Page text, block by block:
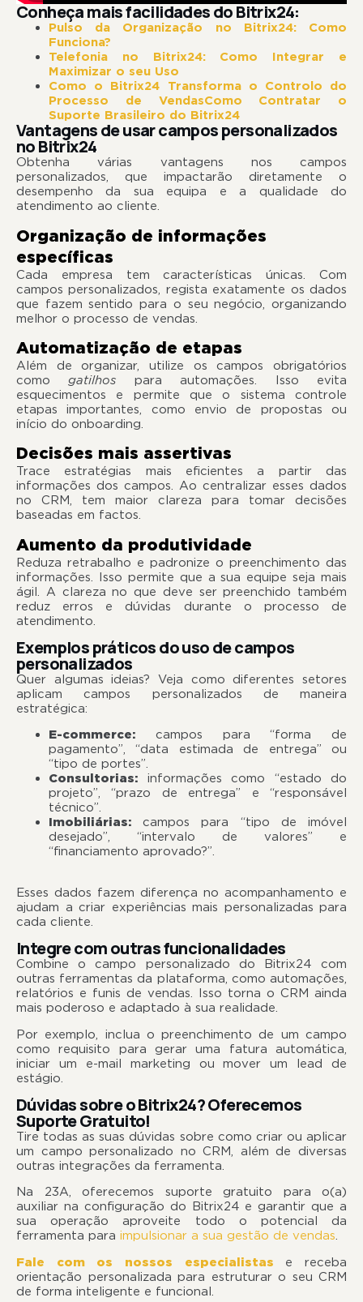
Conheça mais facilidades do Bitrix24:
Pulso da Organização no Bitrix24: Como
Funciona?
Telefonia no Bitrix24: Como Integrar e
Maximizar o seu Uso
Como o Bitrix24 Transforma o Controlo do
Processo de VendasComo Contratar o
Suporte Brasileiro do Bitrix24
Vantagens de usar campos personalizados
no Bitrix24
Obtenha várias vantagens nos campos
personalizados, que impactarão diretamente o
desempenho da sua equipa e a qualidade do
atendimento ao cliente.
Organização de informações
específicas
Cada empresa tem características únicas. Com
campos personalizados, regista exatamente os dados
que fazem sentido para o seu negócio, organizando
melhor o processo de vendas.
Automatização de etapas
Além de organizar, utilize os campos obrigatórios
como gatilhos para automações. Isso evita
esquecimentos e permite que o sistema controle
etapas importantes, como envio de propostas ou
início do onboarding.
Decisões mais assertivas
Trace estratégias mais eficientes a partir das
informações dos campos. Ao centralizar esses dados
no CRM, tem maior clareza para tomar decisões
baseadas em factos.
Aumento da produtividade
Reduza retrabalho e padronize o preenchimento das
informações. Isso permite que a sua equipe seja mais
ágil. A clareza no que deve ser preenchido também
reduz erros e dúvidas durante o processo de
atendimento.
Exemplos práticos do uso de campos
personalizados
Quer algumas ideias? Veja como diferentes setores
aplicam campos personalizados de maneira
estratégica:
E-commerce: campos para “forma de
pagamento”, “data estimada de entrega” ou
“tipo de portes”.
Consultorias: informações como “estado do
projeto”, “prazo de entrega” e “responsável
técnico”.
Imobiliárias: campos para “tipo de imóvel
desejado”, “intervalo de valores” e
“financiamento aprovado?”.
Esses dados fazem diferença no acompanhamento e
ajudam a criar experiências mais personalizadas para
cada cliente.
Integre com outras funcionalidades
Combine o campo personalizado do Bitrix24 com
outras ferramentas da plataforma, como automações,
relatórios e funis de vendas. Isso torna o CRM ainda
mais poderoso e adaptado à sua realidade.
Por exemplo, inclua o preenchimento de um campo
como requisito para gerar uma fatura automática,
iniciar um e-mail marketing ou mover um lead de
estágio.
Dúvidas sobre o Bitrix24? Oferecemos
Suporte Gratuito!
Tire todas as suas dúvidas sobre como criar ou aplicar
um campo personalizado no CRM, além de diversas
outras integrações da ferramenta.
Na 23A, oferecemos suporte gratuito para o(a)
auxiliar na configuração do Bitrix24 e garantir que a
sua operação aproveite todo o potencial da
ferramenta para impulsionar a sua gestão de vendas.
Fale com os nossos especialistas e receba
orientação personalizada para estruturar o seu CRM
de forma inteligente e funcional.